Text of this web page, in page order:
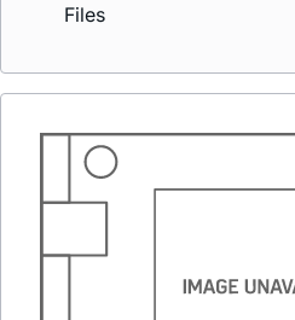
Files